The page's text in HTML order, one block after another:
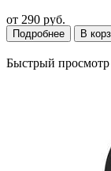
от 290 руб.
Подробнее В
Быстрый просмотр